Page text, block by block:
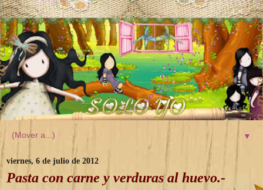
▼
viernes, 6 de julio de 2012
Pasta con carne y verduras al huevo.-